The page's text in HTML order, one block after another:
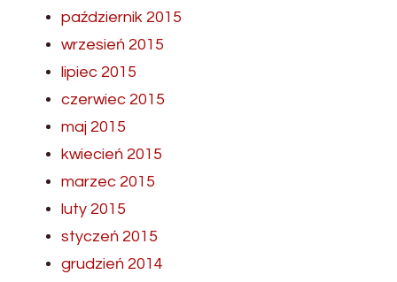
październik 2015
wrzesień 2015
lipiec 2015
czerwiec 2015
maj 2015
kwiecień 2015
marzec 2015
luty 2015
styczeń 2015
grudzień 2014